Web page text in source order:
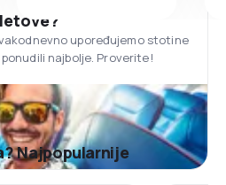
upoređujemo stotine
najbolje. Proverite!
Najpopularnije